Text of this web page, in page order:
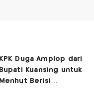
KPK Duga Amplop dari
Bupati Kuansing untuk
Menhut Berisi